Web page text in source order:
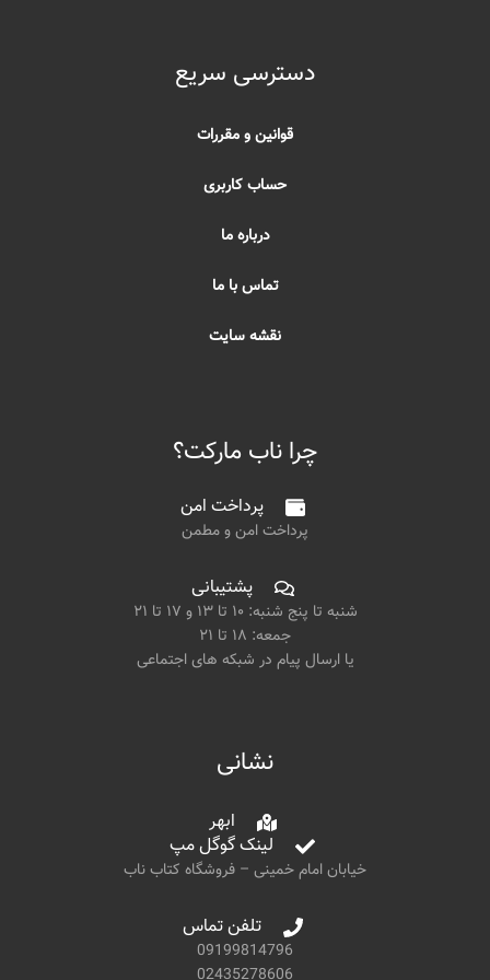
دسترسی سریع
قوانین و مقررات
حساب کاربری
درباره ما
تماس با ما
نقشه سایت
چرا ناب مارکت؟
پرداخت امن
پرداخت امن و مطمن
پشتیبانی
شنبه تا پنج شنبه: ۱۰ تا ۱۳ و ۱۷ تا ۲۱
جمعه: ۱۸ تا ۲۱
یا ارسال پیام در شبکه های اجتماعی
نشانی
ابهر
لینک گوگل مپ
خیابان امام خمینی – فروشگاه کتاب ناب
تلفن تماس
09199814796
02435278606